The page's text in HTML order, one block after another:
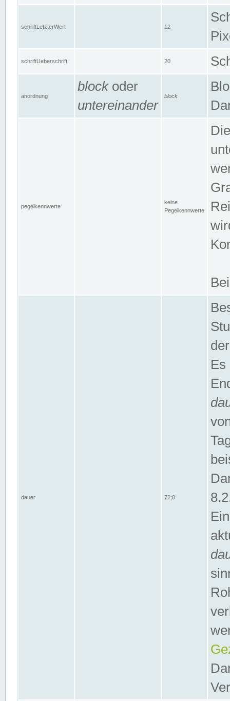
schriftLetzterWert 12
schriftUeberschrift 20
anordnung
blockoder
untereinander
block
pegelkennwerte
keine
Pegelkennwerte
dauer 72;0
Es